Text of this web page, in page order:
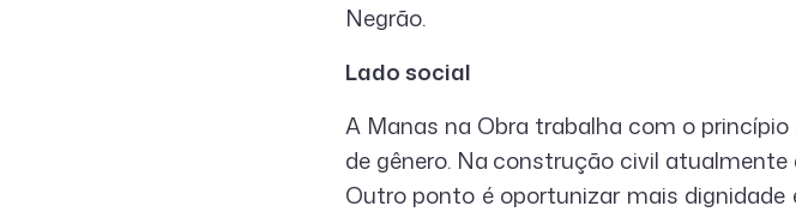
Negrão.
Lado social
A Manas na Obra trabalha com o
de gênero. Na construção civil
Outro ponto é oportunizar mais dignidade